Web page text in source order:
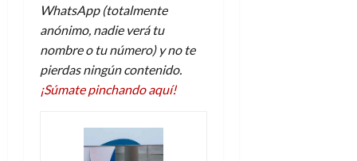
WhatsApp (totalmente
anónimo, nadie verá tu
nombre o tu número) y no te
pierdas ningún contenido.
¡Súmate pinchando aquí!